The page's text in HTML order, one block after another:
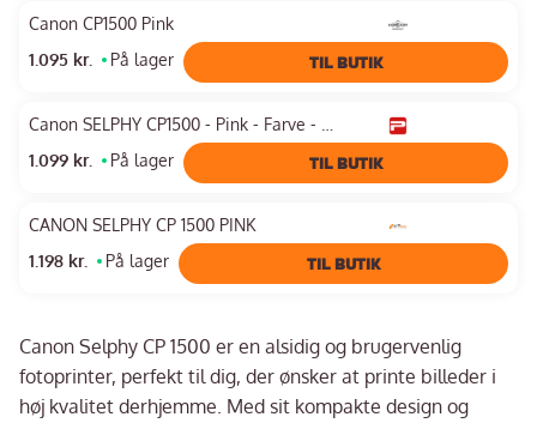
Canon CP1500 Pink
På lager
1.095 kr. TIL BUTIK
På lager
1.099 kr. TIL BUTIK
CANON SELPHY CP 1500 PINK
På lager
1.198 kr. TIL BUTIK
Canon Selphy CP 1500 er en alsidig og brugervenlig
fotoprinter, perfekt til dig, der ønsker at printe billeder i
høj kvalitet derhjemme. Med sit kompakte design og